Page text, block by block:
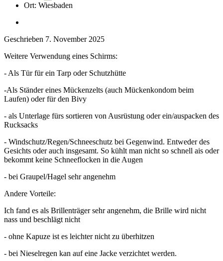
Ort: Wiesbaden
Geschrieben 7. November 2025
Weitere Verwendung eines Schirms:
- Als Tür für ein Tarp oder Schutzhütte
-Als Ständer eines Mückenzelts (auch Mückenkondom beim
Laufen) oder für den Bivy
- als Unterlage fürs sortieren von Ausrüstung oder ein/auspacken des
Rucksacks
- Windschutz/Regen/Schneeschutz bei Gegenwind. Entweder des
Gesichts oder auch insgesamt. So kühlt man nicht so schnell ais oder
bekommt keine Schneeflocken in die Augen
- bei Graupel/Hagel sehr angenehm
Andere Vorteile:
Ich fand es als Brillenträger sehr angenehm, die Brille wird nicht
nass und beschlägt nicht
- ohne Kapuze ist es leichter nicht zu überhitzen
- bei Nieselregen kan auf eine Jacke verzichtet werden.